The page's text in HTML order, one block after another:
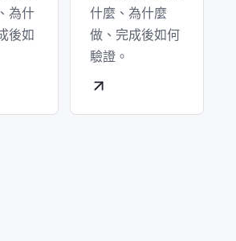
為什
後如
什麼、為什麼
做、完成後如何
驗證。